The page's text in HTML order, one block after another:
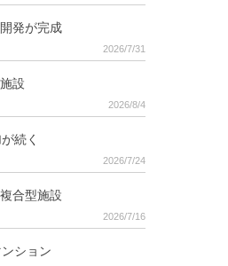
発が完成
2026/7/31
設
2026/8/4
続く
2026/7/24
合型施設
2026/7/16
ション